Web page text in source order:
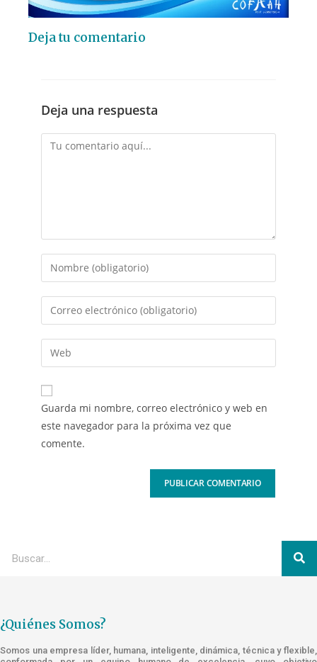
Deja tu comentario
Deja una respuesta
Guarda mi nombre, correo electrónico y web en
este navegador para la próxima vez que
comente.
¿Quiénes Somos?
Somos una empresa líder, humana, inteligente, dinámica, técnica y flexible,